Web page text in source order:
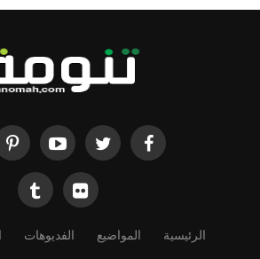
الرئيسية المواضيع الفديوهات